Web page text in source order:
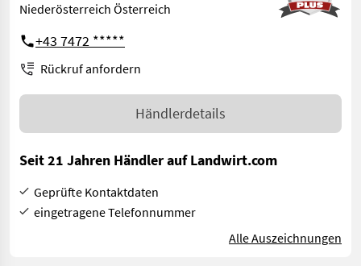
Niederösterreich Österreich
+43 7472 *****
Rückruf anfordern
Händlerdetails
Seit 21 Jahren Händler auf Landwirt.com
Geprüfte Kontaktdaten
eingetragene Telefonnummer
Alle Auszeichnungen